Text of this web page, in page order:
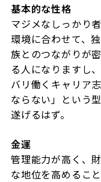
基本的な性格
マジメなしっかり
環境に合わせて、
族とのつながりが
る人になりますし
バリ働くキャリア
ならない」という
遂げるはず。
金運
管理能力が高く、
な地位を高めるこ